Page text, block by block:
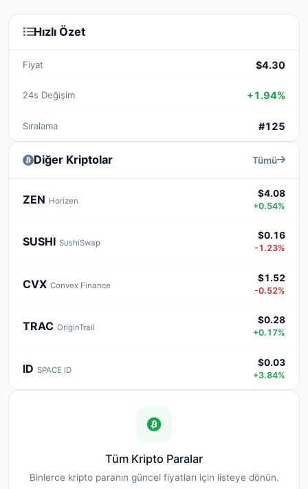
Hızlı Özet
Fiyat $4.30
24s Değişim +1.94%
Sıralama #125
Diğer Kriptolar Tümü
ZEN Horizen
$4.08
+0.54%
SUSHI SushiSwap
$0.16
-1.23%
CVX Convex Finance
$1.52
-0.52%
TRAC OriginTrail
$0.28
+0.17%
ID SPACE ID
$0.03
+3.84%
Tüm Kripto Paralar
Binlerce kripto paranın güncel fiyatları için listeye dönün.